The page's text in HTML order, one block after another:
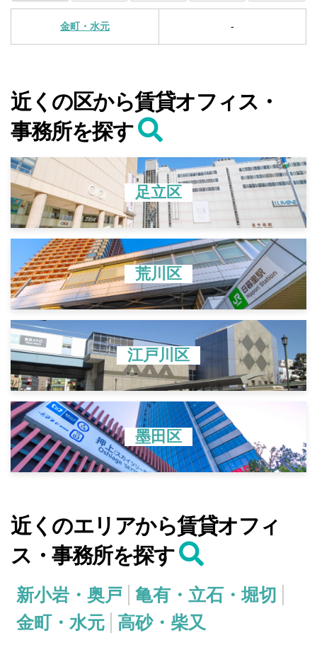
金町・水元 -
近くの区から賃貸オフィス・
事務所を探す
足立区
荒川区
江戸川区
墨田区
近くのエリアから賃貸オフィ
ス・事務所を探す
新小岩・奥戸
亀有・立石・堀切
金町・水元
高砂・柴又